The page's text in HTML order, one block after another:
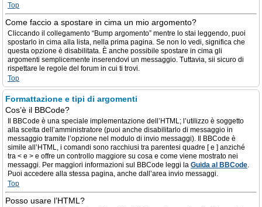
Top
Come faccio a spostare in cima un mio argomento?
Cliccando il collegamento “Bump argomento” mentre lo stai leggendo, puoi
spostarlo in cima alla lista, nella prima pagina. Se non lo vedi, significa che
questa opzione è disabilitata. È anche possibile spostare in cima gli
argomenti semplicemente inserendovi un messaggio. Tuttavia, sii sicuro di
rispettare le regole del forum in cui ti trovi.
Top
Formattazione e tipi di argomenti
Cos’è il BBCode?
Il BBCode è una speciale implementazione dell’HTML; l’utilizzo è soggetto
alla scelta dell’amministratore (puoi anche disabilitarlo di messaggio in
messaggio tramite l’opzione nel modulo di invio messaggi). Il BBCode è
simile all’HTML, i comandi sono racchiusi tra parentesi quadre [ e ] anziché
tra < e > e offre un controllo maggiore su cosa e come viene mostrato nei
messaggi. Per maggiori informazioni sul BBCode leggi la Guida al BBCode.
Puoi accedere alla stessa pagina, anche dall’area invio messaggi.
Top
Posso usare l’HTML?